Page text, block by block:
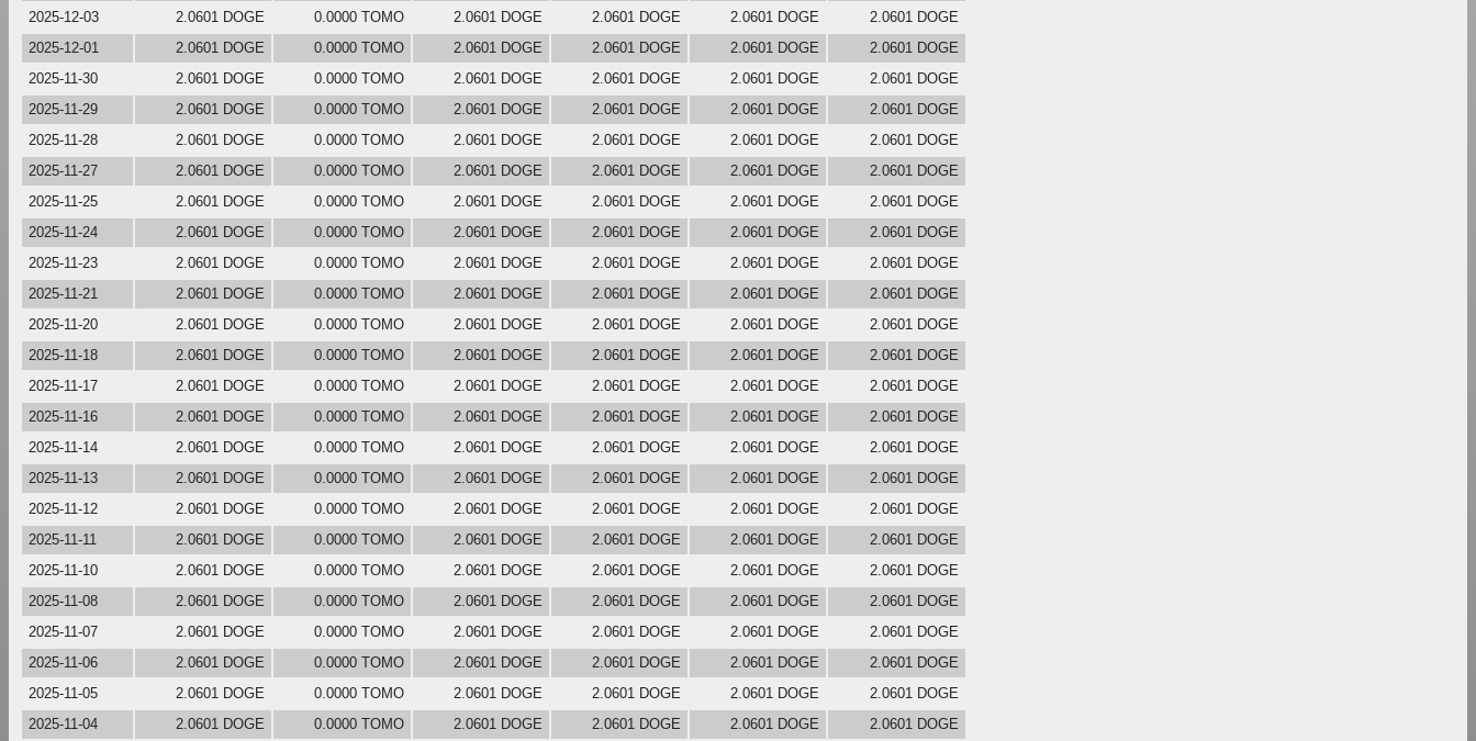
2025-12-03
2.0601 DOGE 0.0000 TOMO 2.0601 DOGE 2.0601 DOGE 2.0601 DOGE
2.0601 DOGE
2025-12-01
2.0601 DOGE 0.0000 TOMO 2.0601 DOGE 2.0601 DOGE 2.0601 DOGE
2.0601 DOGE
2025-11-30
2.0601 DOGE 0.0000 TOMO 2.0601 DOGE 2.0601 DOGE 2.0601 DOGE
2.0601 DOGE
2025-11-29
2.0601 DOGE 0.0000 TOMO 2.0601 DOGE 2.0601 DOGE 2.0601 DOGE
2.0601 DOGE
2025-11-28
2.0601 DOGE 0.0000 TOMO 2.0601 DOGE 2.0601 DOGE 2.0601 DOGE
2.0601 DOGE
2025-11-27
2.0601 DOGE 0.0000 TOMO 2.0601 DOGE 2.0601 DOGE 2.0601 DOGE
2.0601 DOGE
2025-11-25
2.0601 DOGE 0.0000 TOMO 2.0601 DOGE 2.0601 DOGE 2.0601 DOGE
2.0601 DOGE
2025-11-24
2.0601 DOGE 0.0000 TOMO 2.0601 DOGE 2.0601 DOGE 2.0601 DOGE
2.0601 DOGE
2025-11-23
2.0601 DOGE 0.0000 TOMO 2.0601 DOGE 2.0601 DOGE 2.0601 DOGE
2.0601 DOGE
2025-11-21
2.0601 DOGE 0.0000 TOMO 2.0601 DOGE 2.0601 DOGE 2.0601 DOGE
2.0601 DOGE
2025-11-20
2.0601 DOGE 0.0000 TOMO 2.0601 DOGE 2.0601 DOGE 2.0601 DOGE
2.0601 DOGE
2025-11-18
2.0601 DOGE 0.0000 TOMO 2.0601 DOGE 2.0601 DOGE 2.0601 DOGE
2.0601 DOGE
2025-11-17
2.0601 DOGE 0.0000 TOMO 2.0601 DOGE 2.0601 DOGE 2.0601 DOGE
2.0601 DOGE
2025-11-16
2.0601 DOGE 0.0000 TOMO 2.0601 DOGE 2.0601 DOGE 2.0601 DOGE
2.0601 DOGE
2025-11-14
2.0601 DOGE 0.0000 TOMO 2.0601 DOGE 2.0601 DOGE 2.0601 DOGE
2.0601 DOGE
2025-11-13
2.0601 DOGE 0.0000 TOMO 2.0601 DOGE 2.0601 DOGE 2.0601 DOGE
2.0601 DOGE
2025-11-12
2.0601 DOGE 0.0000 TOMO 2.0601 DOGE 2.0601 DOGE 2.0601 DOGE
2.0601 DOGE
2025-11-11
2.0601 DOGE 0.0000 TOMO 2.0601 DOGE 2.0601 DOGE 2.0601 DOGE
2.0601 DOGE
2025-11-10
2.0601 DOGE 0.0000 TOMO 2.0601 DOGE 2.0601 DOGE 2.0601 DOGE
2.0601 DOGE
2025-11-08
2.0601 DOGE 0.0000 TOMO 2.0601 DOGE 2.0601 DOGE 2.0601 DOGE
2.0601 DOGE
2025-11-07
2.0601 DOGE 0.0000 TOMO 2.0601 DOGE 2.0601 DOGE 2.0601 DOGE
2.0601 DOGE
2025-11-06
2.0601 DOGE 0.0000 TOMO 2.0601 DOGE 2.0601 DOGE 2.0601 DOGE
2.0601 DOGE
2025-11-05
2.0601 DOGE 0.0000 TOMO 2.0601 DOGE 2.0601 DOGE 2.0601 DOGE
2.0601 DOGE
2025-11-04
2.0601 DOGE 0.0000 TOMO 2.0601 DOGE 2.0601 DOGE 2.0601 DOGE 2.0601 DOGE